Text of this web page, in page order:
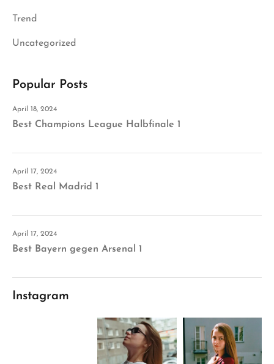
Trend
Uncategorized
Popular Posts
April 18, 2024
Best Champions League Halbfinale 1
April 17, 2024
Best Real Madrid 1
April 17, 2024
Best Bayern gegen Arsenal 1
Instagram